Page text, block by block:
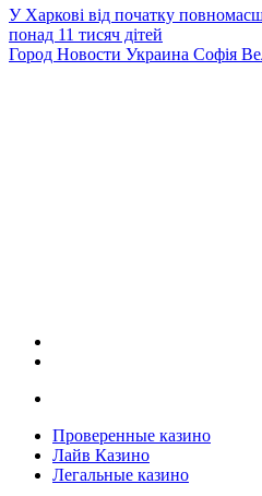
У Харкові від початку
понад 11 тисяч дітей
Город Новости Украина Софія
Проверенные казино
Лайв Казино
Легальные казино